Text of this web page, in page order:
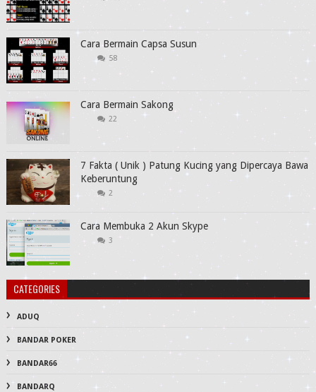
Cara Bermain Capsa Susun
58
Cara Bermain Sakong
22
7 Fakta ( Unik ) Patung Kucing yang Dipercaya Bawa
Keberuntung
2
Cara Membuka 2 Akun Skype
3
CATEGORIES
ADUQ
BANDAR POKER
BANDAR66
BANDARQ